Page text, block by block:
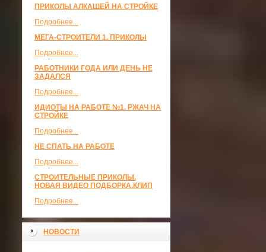
ПРИКОЛЫ АЛКАШЕЙ НА СТРОЙКЕ
Подробнее...
МЕГА-СТРОИТЕЛИ 1. ПРИКОЛЫ
Подробнее...
РАБОТНИКИ ГОДА ИЛИ ДЕНЬ НЕ
ЗАДАЛСЯ
Подробнее...
ИДИОТЫ НА РАБОТЕ №1. РЖАЧ НА
СТРОЙКЕ
Подробнее...
НЕ СПАТЬ НА РАБОТЕ
Подробнее...
СТРОИТЕЛЬНЫЕ ПРИКОЛЫ.
НОВАЯ ВИДЕО ПОДБОРКА.КЛИП
Подробнее...
НОВОСТИ